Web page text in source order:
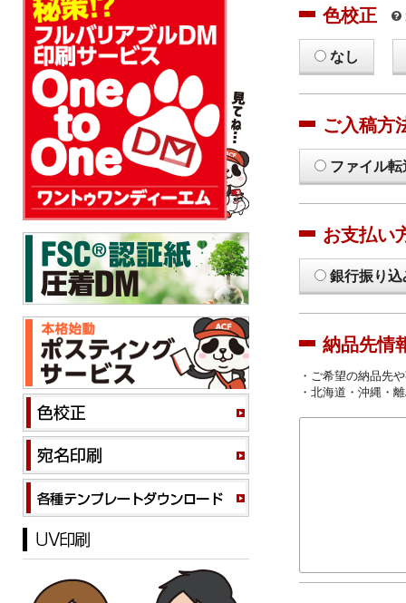
色校正
なし
ご入稿方
ファイル
お支払い
銀行振り込
納品先情
・ご希望の納品先
・北海道・沖縄・